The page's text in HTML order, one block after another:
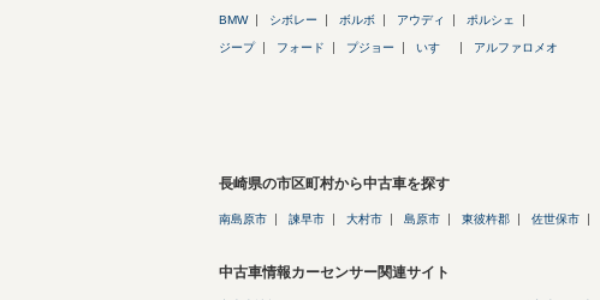
BMW シボレー ボルボ アウディ ポルシェ
ジープ フォード プジョー いすゞ アルファロメオ
長崎県の市区町村から中古車を探す
南島原市 諫早市 大村市 島原市 東彼杵郡 佐世保市
中古車情報カーセンサー関連サイト